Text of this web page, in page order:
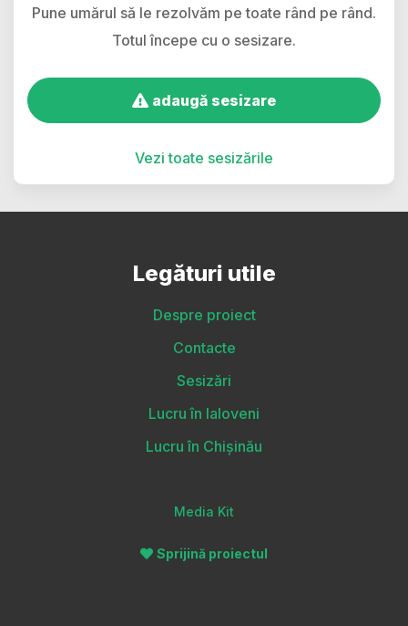
Pune umărul să le rezolvăm pe toate rând pe rând.
Totul începe cu o sesizare.
adaugă sesizare
Vezi toate sesizările
Legături utile
Despre proiect
Contacte
Sesizări
Lucru în Ialoveni
Lucru în Chișinău
Media Kit
Sprijină proiectul